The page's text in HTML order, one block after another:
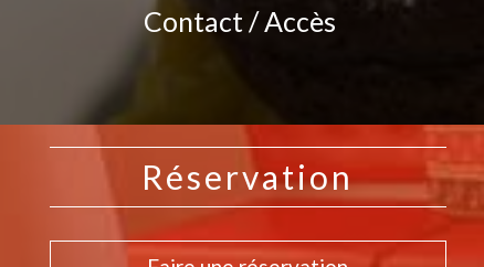
Contact / Accès
Réservation